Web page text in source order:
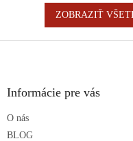
ZOBRAZIŤ
Informácie pre vás
O nás
BLOG